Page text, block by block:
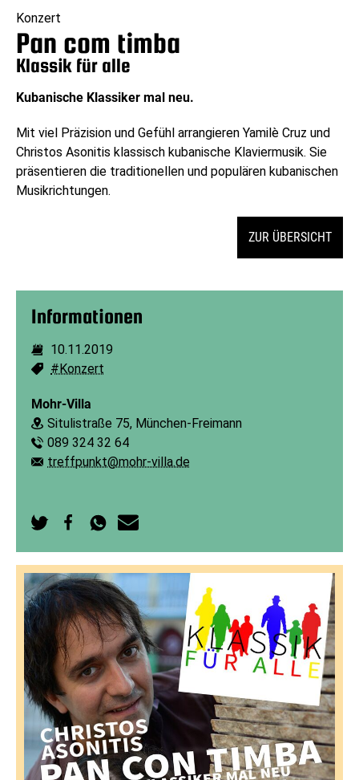
Konzert
Pan com timba
Klassik für alle
Kubanische Klassiker mal neu.
Mit viel Präzision und Gefühl arrangieren Yamilè Cruz und
Christos Asonitis klassisch kubanische Klaviermusik. Sie
präsentieren die traditionellen und populären kubanischen
Musikrichtungen.
ZUR ÜBERSICHT
Informationen
Dauer:
10.11.2019
Schlagworte:
#Konzert
Mohr-Villa
Ort:
Situlistraße 75, München-Freimann
Telefon:
089 324 32 64
E-Mail:
treffpunkt@mohr-villa.de
Twitter
teilen
Facebook
teilen
WhatsApp
senden
E-
Mail
senden